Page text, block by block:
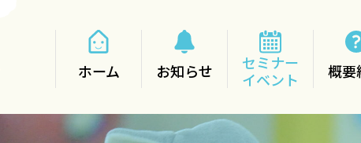
ホーム お知らせ
セミナー
イベント
概要